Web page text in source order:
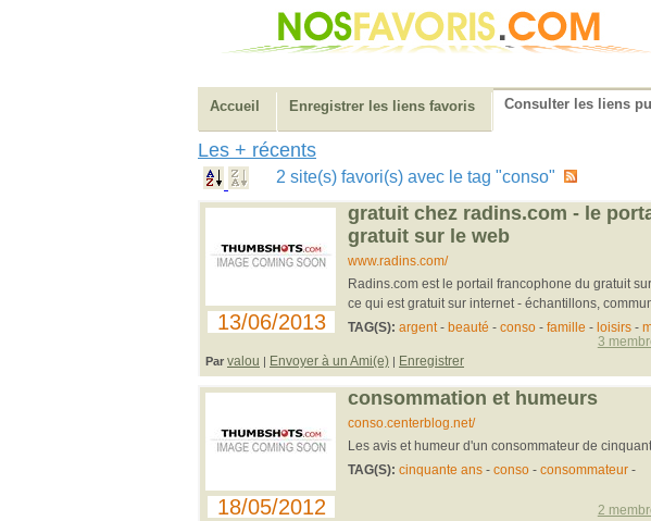
Accueil Enregistrer les liens favoris Consulter les liens
Les + récents
2 site(s) favori(s) avec le tag "conso"
13/06/2013
gratuit chez radins.com - le
gratuit sur le web
www.radins.com/
Radins.com est le portail francophone du gratuit
ce qui est gratuit sur internet - échantillons,
TAG(S): argent- beauté - conso- famille - loisirs-
Par valou | Envoyer à un Ami(e) | Enregistrer
3
18/05/2012
consommation et humeurs
conso.centerblog.net/
Les avis et humeur d'un consommateur de
TAG(S): cinquante ans- conso- consommateur-
2